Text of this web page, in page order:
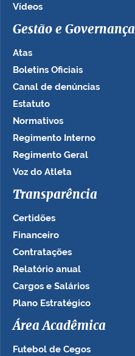
Vídeos
Gestão e Governança
Atas
Boletins Oficiais
Canal de denúncias
Estatuto
Normativos
Regimento Interno
Regimento Geral
Voz do Atleta
Transparência
Certidões
Financeiro
Contratações
Relatório anual
Cargos e Salários
Plano Estratégico
Área Acadêmica
Futebol de Cegos